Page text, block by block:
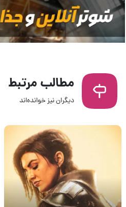
مطالب مرتبط
دیگران نیز خوانده‌اند